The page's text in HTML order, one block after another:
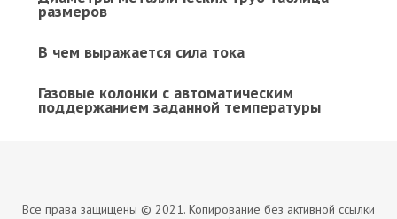
размеров
В чем выражается сила тока
Газовые колонки с автоматическим
поддержанием заданной температуры
Все права защищены © 2021. Копирование без активной ссылки